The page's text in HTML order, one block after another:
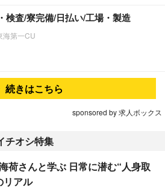
検査/寮完備/日払い/工場・製造
海第一CU
続きはこちら
sponsored by 求人ボックス
チオシ特集
荷さんと学ぶ 日常に潜む“人身取
リアル